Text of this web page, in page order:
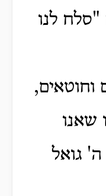
לנו
וחוטאים,
שאנו
גואל